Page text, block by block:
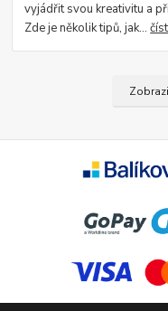
vyjádřit svou kreativitu a
Zde je několik tipů, jak...